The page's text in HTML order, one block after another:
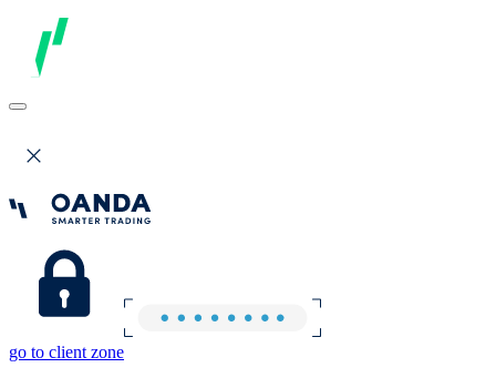
go to client zone